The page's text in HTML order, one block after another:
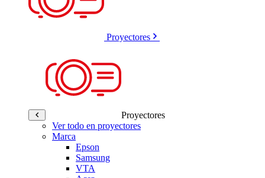
Proyectores
Proyectores
Ver todo en proyectores
Marca
Epson
Samsung
VTA